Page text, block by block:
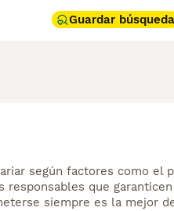
Guardar búsqueda
según factores como el
responsables que
siempre es la mejor